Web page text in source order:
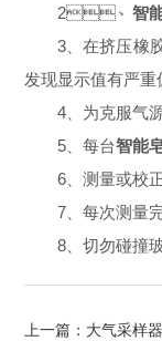
2、 智
3、在挤压橡
发现显示值有严重
4、为克服气源波
5、每台智能
6、测量或校正
7、每次测量完
8、切勿碰撞玻
上一篇： 大气采样